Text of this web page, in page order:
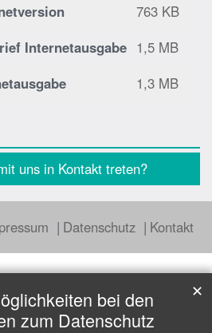
763 KB
Internetausgabe 1,5 MB
1,3 MB
uns in Kontakt treten?
Datenschutz Kontakt
bei den
zum Datenschutz
✕